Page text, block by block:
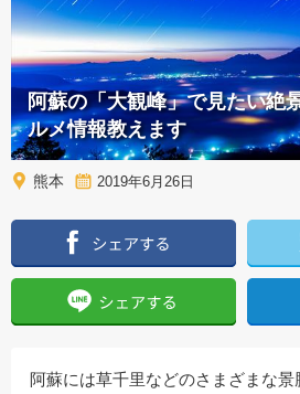
阿蘇の「大観峰」で見たい絶
ルメ情報教えます
熊本 2019年6月26日
阿蘇には草千里などのさまざまな景